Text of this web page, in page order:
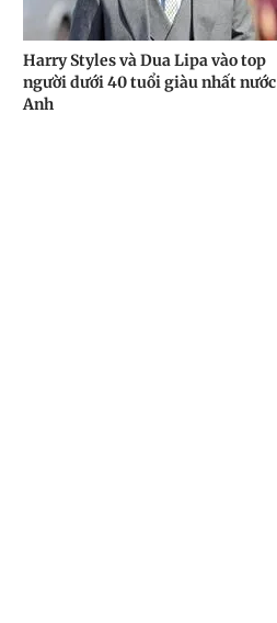
Harry Styles và Dua Lipa vào top
người dưới 40 tuổi giàu nhất nước
Anh